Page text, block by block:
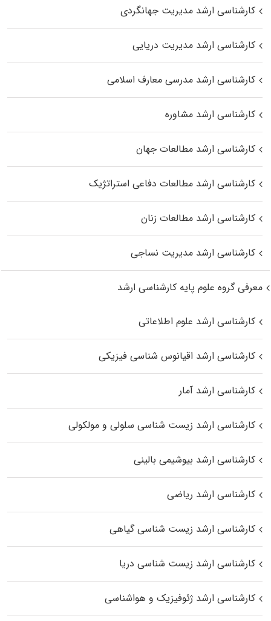
کارشناسی ارشد مدیریت جهانگردی
کارشناسی ارشد مدیریت دریایی
کارشناسی ارشد مدرسی معارف اسلامی
کارشناسی ارشد مشاوره
کارشناسی ارشد مطالعات جهان
کارشناسی ارشد مطالعات دفاعی استراتژیک
کارشناسی ارشد مطالعات زنان
کارشناسی ارشد مدیریت نساجی
معرفی گروه علوم پایه کارشناسی ارشد
کارشناسی ارشد علوم اطلاعاتی
کارشناسی ارشد اقیانوس‌ شناسی فیزیکی
کارشناسی ارشد آمار
کارشناسی ارشد زیست شناسی سلولی و مولکولی
کارشناسی ارشد بیوشیمی بالینی
کارشناسی ارشد ریاضی
کارشناسی ارشد زیست‌ شناسی گیاهی
کارشناسی ارشد زیست‌ شناسی دریا
کارشناسی ارشد ژئوفیزیک و هواشناسی